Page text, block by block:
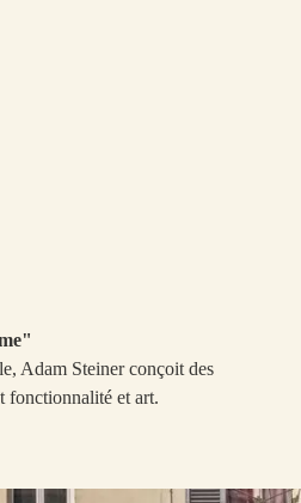
Adam Steiner conçoit des
fonctionnalité et art.